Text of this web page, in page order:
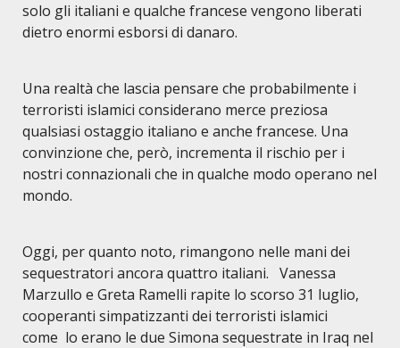
solo gli italiani e qualche francese vengono liberati
dietro enormi esborsi di danaro.
Una realtà che lascia pensare che probabilmente i
terroristi islamici considerano merce preziosa
qualsiasi ostaggio italiano e anche francese. Una
convinzione che, però, incrementa il rischio per i
nostri connazionali che in qualche modo operano nel
mondo.
Oggi, per quanto noto, rimangono nelle mani dei
sequestratori ancora quattro italiani. Vanessa
Marzullo e Greta Ramelli rapite lo scorso 31 luglio,
cooperanti simpatizzanti dei terroristi islamici
come lo erano le due Simona sequestrate in Iraq nel